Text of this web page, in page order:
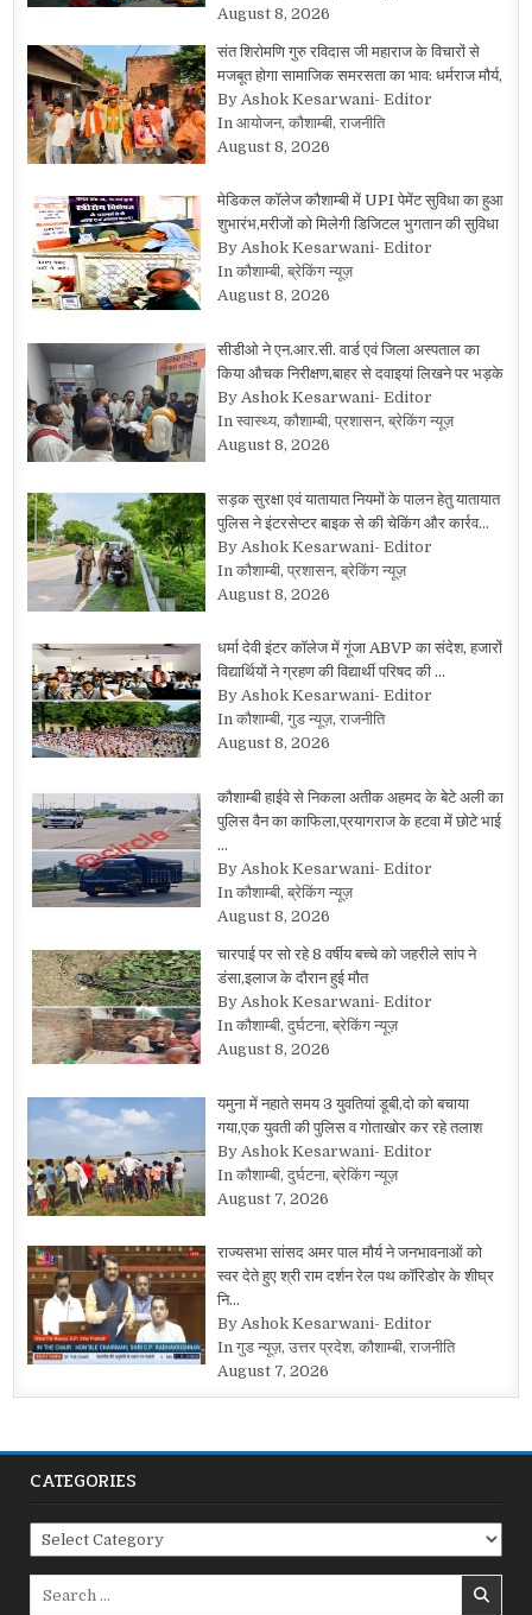
August 8, 2026
संत शिरोमणि गुरु रविदास जी महाराज के विचारों से
मजबूत होगा सामाजिक समरसता का भाव: धर्मराज मौर्य,
By Ashok Kesarwani- Editor
In आयोजन, कौशाम्बी, राजनीति
August 8, 2026
मेडिकल कॉलेज कौशाम्बी में UPI पेमेंट सुविधा का हुआ
शुभारंभ,मरीजों को मिलेगी डिजिटल भुगतान की सुविधा
By Ashok Kesarwani- Editor
In कौशाम्बी, ब्रेकिंग न्यूज़
August 8, 2026
सीडीओ ने एन.आर.सी. वार्ड एवं जिला अस्पताल का
किया औचक निरीक्षण,बाहर से दवाइयां लिखने पर भड़के
By Ashok Kesarwani- Editor
In स्वास्थ्य, कौशाम्बी, प्रशासन, ब्रेकिंग न्यूज़
August 8, 2026
सड़क सुरक्षा एवं यातायात नियमों के पालन हेतु यातायात
पुलिस ने इंटरसेप्टर बाइक से की चेकिंग और कार्रव…
By Ashok Kesarwani- Editor
In कौशाम्बी, प्रशासन, ब्रेकिंग न्यूज़
August 8, 2026
धर्मा देवी इंटर कॉलेज में गूंजा ABVP का संदेश, हजारों
विद्यार्थियों ने ग्रहण की विद्यार्थी परिषद की …
By Ashok Kesarwani- Editor
In कौशाम्बी, गुड न्यूज़, राजनीति
August 8, 2026
कौशाम्बी हाईवे से निकला अतीक अहमद के बेटे अली का
पुलिस वैन का काफिला,प्रयागराज के हटवा में छोटे भाई
…
By Ashok Kesarwani- Editor
In कौशाम्बी, ब्रेकिंग न्यूज़
August 8, 2026
चारपाई पर सो रहे 8 वर्षीय बच्चे को जहरीले सांप ने
डंसा,इलाज के दौरान हुई मौत
By Ashok Kesarwani- Editor
In कौशाम्बी, दुर्घटना, ब्रेकिंग न्यूज़
August 8, 2026
यमुना में नहाते समय 3 युवतियां डूबी,दो को बचाया
गया,एक युवती की पुलिस व गोताखोर कर रहे तलाश
By Ashok Kesarwani- Editor
In कौशाम्बी, दुर्घटना, ब्रेकिंग न्यूज़
August 7, 2026
राज्यसभा सांसद अमर पाल मौर्य ने जनभावनाओं को
स्वर देते हुए श्री राम दर्शन रेल पथ कॉरिडोर के शीघ्र
नि…
By Ashok Kesarwani- Editor
In गुड न्यूज़, उत्तर प्रदेश, कौशाम्बी, राजनीति
August 7, 2026
CATEGORIES
Categories